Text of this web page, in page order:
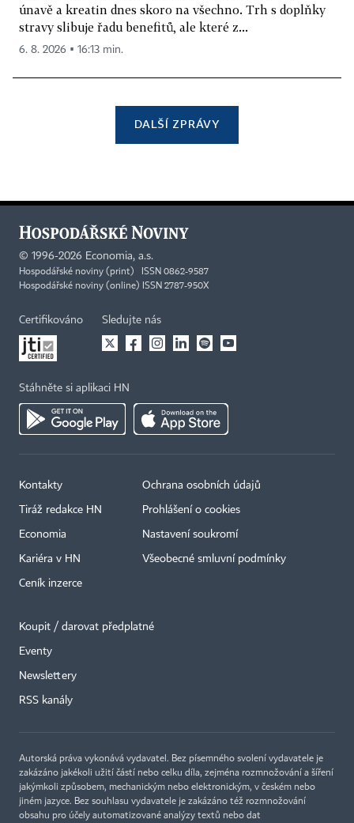
únavě a kreatin dnes skoro na všechno. Trh s doplňky
stravy slibuje řadu benefitů, ale které z...
6. 8. 2026 ▪ 16:13 min.
DALŠÍ ZPRÁVY
© 1996-2026 Economia, a.s.
Hospodářské noviny (print) ISSN 0862-9587
Hospodářské noviny (online) ISSN 2787-950X
Certifikováno Sledujte nás
Stáhněte si aplikaci HN
Kontakty
Tiráž redakce HN
Economia
Kariéra v HN
Ceník inzerce
Ochrana osobních údajů
Prohlášení o cookies
Nastavení soukromí
Všeobecné smluvní podmínky
Koupit / darovat předplatné
Eventy
Newslettery
RSS kanály
Autorská práva vykonává vydavatel. Bez písemného svolení vydavatele je
zakázáno jakékoli užití částí nebo celku díla, zejména rozmnožování a šíření
jakýmkoli způsobem, mechanickým nebo elektronickým, v českém nebo
jiném jazyce. Bez souhlasu vydavatele je zakázáno též rozmnožování
obsahu pro účely automatizované analýzy textů nebo dat